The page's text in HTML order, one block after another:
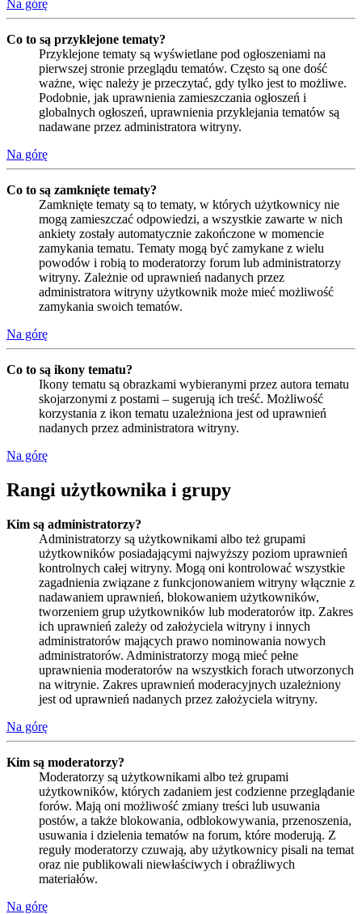
Na górę
Co to są przyklejone tematy?
Przyklejone tematy są wyświetlane pod ogłoszeniami na
pierwszej stronie przeglądu tematów. Często są one dość
ważne, więc należy je przeczytać, gdy tylko jest to możliwe.
Podobnie, jak uprawnienia zamieszczania ogłoszeń i
globalnych ogłoszeń, uprawnienia przyklejania tematów są
nadawane przez administratora witryny.
Na górę
Co to są zamknięte tematy?
Zamknięte tematy są to tematy, w których użytkownicy nie
mogą zamieszczać odpowiedzi, a wszystkie zawarte w nich
ankiety zostały automatycznie zakończone w momencie
zamykania tematu. Tematy mogą być zamykane z wielu
powodów i robią to moderatorzy forum lub administratorzy
witryny. Zależnie od uprawnień nadanych przez
administratora witryny użytkownik może mieć możliwość
zamykania swoich tematów.
Na górę
Co to są ikony tematu?
Ikony tematu są obrazkami wybieranymi przez autora tematu
skojarzonymi z postami – sugerują ich treść. Możliwość
korzystania z ikon tematu uzależniona jest od uprawnień
nadanych przez administratora witryny.
Na górę
Rangi użytkownika i grupy
Kim są administratorzy?
Administratorzy są użytkownikami albo też grupami
użytkowników posiadającymi najwyższy poziom uprawnień
kontrolnych całej witryny. Mogą oni kontrolować wszystkie
zagadnienia związane z funkcjonowaniem witryny włącznie z
nadawaniem uprawnień, blokowaniem użytkowników,
tworzeniem grup użytkowników lub moderatorów itp. Zakres
ich uprawnień zależy od założyciela witryny i innych
administratorów mających prawo nominowania nowych
administratorów. Administratorzy mogą mieć pełne
uprawnienia moderatorów na wszystkich forach utworzonych
na witrynie. Zakres uprawnień moderacyjnych uzależniony
jest od uprawnień nadanych przez założyciela witryny.
Na górę
Kim są moderatorzy?
Moderatorzy są użytkownikami albo też grupami
użytkowników, których zadaniem jest codzienne przeglądanie
forów. Mają oni możliwość zmiany treści lub usuwania
postów, a także blokowania, odblokowywania, przenoszenia,
usuwania i dzielenia tematów na forum, które moderują. Z
reguły moderatorzy czuwają, aby użytkownicy pisali na temat
oraz nie publikowali niewłaściwych i obraźliwych
materiałów.
Na górę